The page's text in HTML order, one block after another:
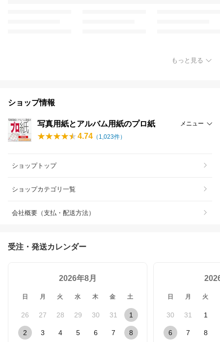
もっと見る
ショップ情報
写真用紙とアルバム用紙のプロ紙 メニュー
4.74 （ 1,023件）
ショップトップ
ショップカテゴリ一覧
会社概要（支払・配送方法）
受注・発送カレンダー
2026年8月
日 月 火 水 木 金 土
26 27 28 29 30 31 1
2 3 4 5 6 7 8
日 月 火
30 31 1
6 7 8